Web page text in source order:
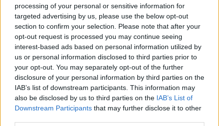
processing of your personal or sensitive information for
targeted advertising by us, please use the below opt-out
section to confirm your selection. Please note that after your
opt-out request is processed you may continue seeing
interest-based ads based on personal information utilized by
us or personal information disclosed to third parties prior to
your opt-out. You may separately opt-out of the further
disclosure of your personal information by third parties on the
IAB’s list of downstream participants. This information may
also be disclosed by us to third parties on the IAB’s List of
Downstream Participants that may further disclose it to other
2026. augusztus 07., péntek
Új aszfalton közlekedhetünk az
ocfalvi eltérőnél is